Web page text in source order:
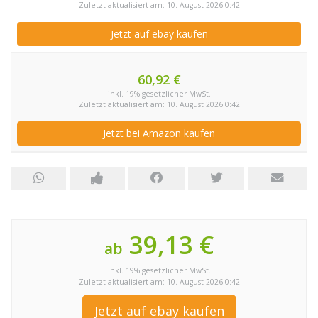
Zuletzt aktualisiert am: 10. August 2026 0:42
Jetzt auf ebay kaufen
60,92 €
inkl. 19% gesetzlicher MwSt.
Zuletzt aktualisiert am: 10. August 2026 0:42
Jetzt bei Amazon kaufen
ab 39,13 €
inkl. 19% gesetzlicher MwSt.
Zuletzt aktualisiert am: 10. August 2026 0:42
Jetzt auf ebay kaufen